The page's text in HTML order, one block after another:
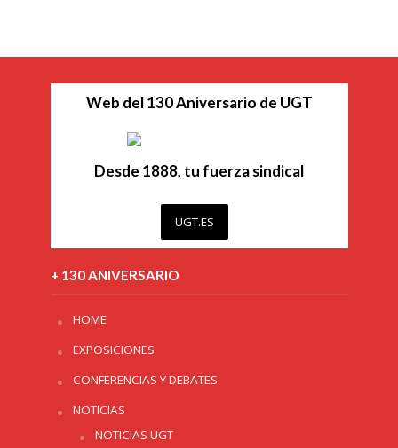
Web del 130 Aniversario de UGT
Desde 1888, tu fuerza sindical
UGT.ES
+ 130 ANIVERSARIO
HOME
EXPOSICIONES
CONFERENCIAS Y DEBATES
NOTICIAS
NOTICIAS UGT